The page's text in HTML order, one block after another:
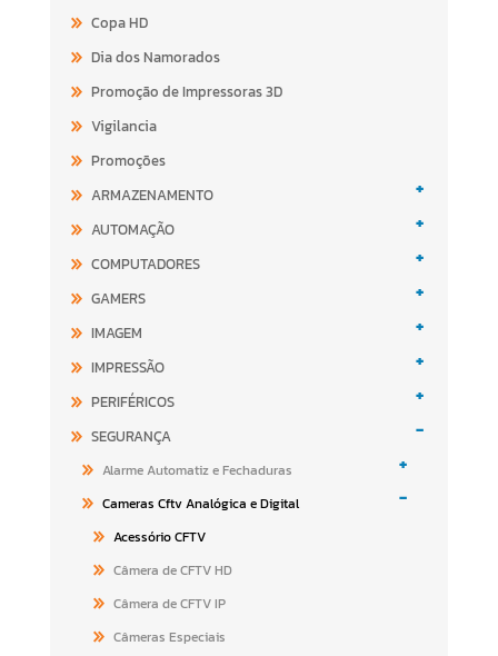
Copa HD
Dia dos Namorados
Promoção de Impressoras 3D
Vigilancia
Promoções
ARMAZENAMENTO
+
AUTOMAÇÃO +
COMPUTADORES +
GAMERS +
IMAGEM +
IMPRESSÃO +
PERIFÉRICOS +
SEGURANÇA -
Alarme Automatiz e Fechaduras +
Cameras Cftv Analógica e Digital -
Acessório CFTV
Câmera de CFTV HD
Câmera de CFTV IP
Câmeras Especiais